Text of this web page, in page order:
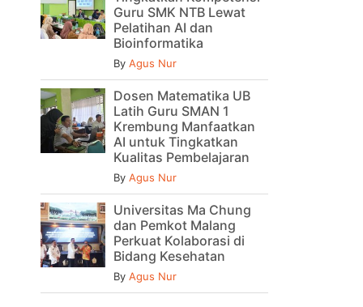
Guru SMK NTB Lewat
Pelatihan AI dan
Bioinformatika
By Agus Nur
Dosen Matematika UB
Latih Guru SMAN 1
Krembung Manfaatkan
AI untuk Tingkatkan
Kualitas Pembelajaran
By Agus Nur
Universitas Ma Chung
dan Pemkot Malang
Perkuat Kolaborasi di
Bidang Kesehatan
By Agus Nur